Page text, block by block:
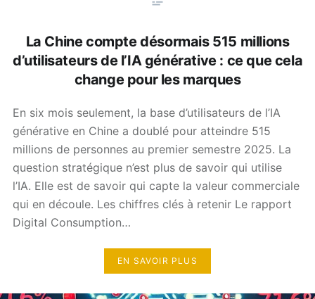
La Chine compte désormais 515 millions
d’utilisateurs de l’IA générative : ce que cela
change pour les marques
En six mois seulement, la base d’utilisateurs de l’IA
générative en Chine a doublé pour atteindre 515
millions de personnes au premier semestre 2025. La
question stratégique n’est plus de savoir qui utilise
l’IA. Elle est de savoir qui capte la valeur commerciale
qui en découle. Les chiffres clés à retenir Le rapport
Digital Consumption…
EN SAVOIR PLUS